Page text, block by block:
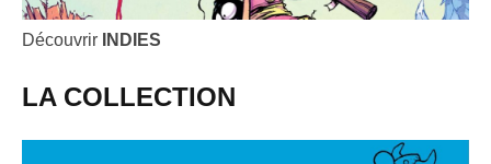
Découvrir INDIES
LA COLLECTION